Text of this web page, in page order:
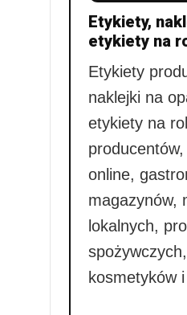
Etykiety,
etykiety na
Etykiety
naklejki na
etykiety na
online,
magazynów,
lokalnych,
spożywczych,
kosmetyków